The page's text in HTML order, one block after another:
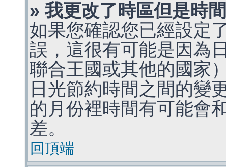
» 我更改了時區但是時
如果您確認您已經設定
誤，這很有可能是因為
聯合王國或其他的國家
日光節約時間之間的變
的月份裡時間有可能會
差。
回頂端